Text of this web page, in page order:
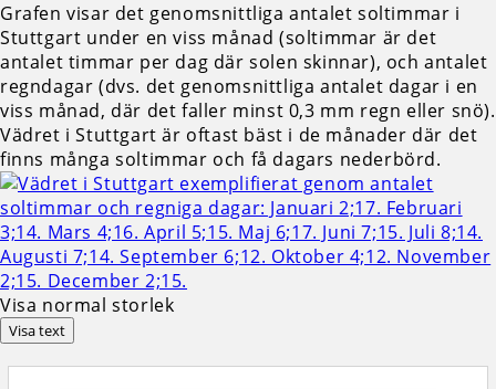
Grafen visar det genomsnittliga antalet soltimmar i
Stuttgart under en viss månad (soltimmar är det
antalet timmar per dag där solen skinnar), och antalet
regndagar (dvs. det genomsnittliga antalet dagar i en
viss månad, där det faller minst 0,3 mm regn eller snö).
Vädret i Stuttgart är oftast bäst i de månader där det
finns många soltimmar och få dagars nederbörd.
Visa normal storlek
Visa text